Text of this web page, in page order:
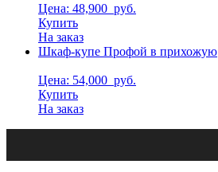
Цена: 48,900 руб.
Купить
На заказ
Шкаф-купе Профой в прихожую
Цена: 54,000 руб.
Купить
На заказ